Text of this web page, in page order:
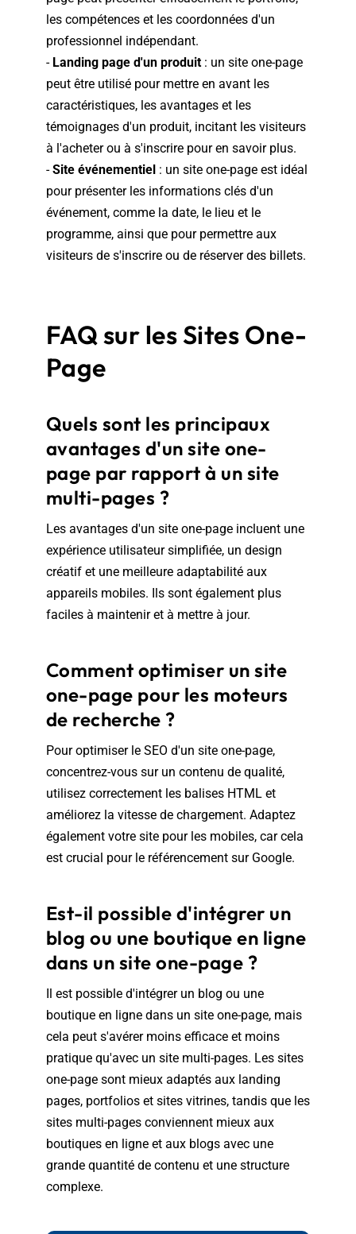
les compétences et les coordonnées d'un
professionnel indépendant.
- Landing page d'un produit: un site one-page
peut être utilisé pour mettre en avant les
caractéristiques, les avantages et les
témoignages d'un produit, incitant les visiteurs
à l'acheter ou à s'inscrire pour en savoir plus.
-Site événementiel : un site one-page est idéal
pour présenter les informations clés d'un
événement, comme la date, le lieu et le
programme, ainsi que pour permettre aux
visiteurs de s'inscrire ou de réserver des billets.
FAQ sur les Sites One-
Page
Quels sont les principaux
avantages d'un site one-
page par rapport à un site
multi-pages ?
Les avantages d'un site one-page incluent une
expérience utilisateur simplifiée, un design
créatif et une meilleure adaptabilité aux
appareils mobiles. Ils sont également plus
faciles à maintenir et à mettre à jour.
Comment optimiser un site
one-page pour les moteurs
de recherche ?
Pour optimiser le SEO d'un site one-page,
concentrez-vous sur un contenu de qualité,
utilisez correctement les balises HTML et
améliorez la vitesse de chargement. Adaptez
également votre site pour les mobiles, car cela
est crucial pour le référencement sur Google.
Est-il possible d'intégrer un
blog ou une boutique en ligne
dans un site one-page ?
Il est possible d'intégrer un blog ou une
boutique en ligne dans un site one-page, mais
cela peut s'avérer moins efficace et moins
pratique qu'avec un site multi-pages. Les sites
one-page sont mieux adaptés aux landing
pages, portfolios et sites vitrines, tandis que les
sites multi-pages conviennent mieux aux
boutiques en ligne et aux blogs avec une
grande quantité de contenu et une structure
complexe.